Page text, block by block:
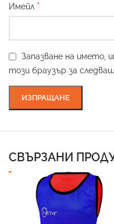
Имейл *
Запазване на името,
този браузър за
СВЪРЗАНИ